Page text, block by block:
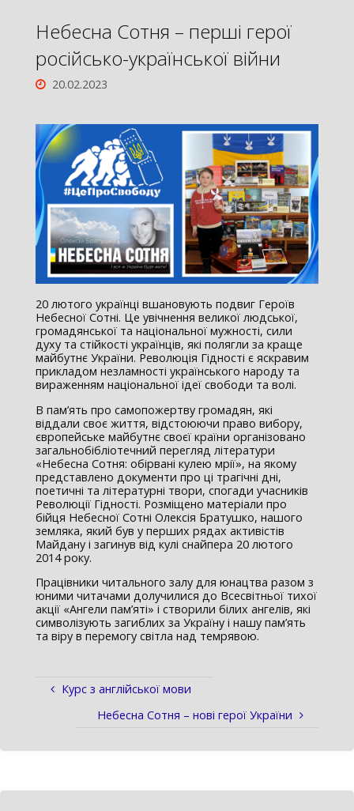
Небесна Сотня – перші герої
російсько-української війни
20.02.2023
20 лютого українці вшановують подвиг Героїв
Небесної Сотні. Це увічнення великої людської,
громадянської та національної мужності, сили
духу та стійкості українців, які полягли за краще
майбутнє України. Революція Гідності є яскравим
прикладом незламності українського народу та
вираженням національної ідеї свободи та волі.
В пам’ять про самопожертву громадян, які
віддали своє життя, відстоюючи право вибору,
європейське майбутнє своєї країни організовано
загальнобібліотечний перегляд літератури
«Небесна Сотня: обірвані кулею мрії», на якому
представлено документи про ці трагічні дні,
поетичні та літературні твори, спогади учасників
Революції Гідності. Розміщено матеріали про
бійця Небесної Сотні Олексія Братушко, нашого
земляка, який був у перших рядах активістів
Майдану і загинув від кулі снайпера 20 лютого
2014 року.
Працівники читального залу для юнацтва разом з
юними читачами долучилися до Всесвітньої тихої
акції «Ангели пам’яті» і створили білих ангелів, які
символізують загиблих за Україну і нашу пам’ять
та віру в перемогу світла над темрявою.
Курс з англійської мови
Небесна Сотня – нові герої України